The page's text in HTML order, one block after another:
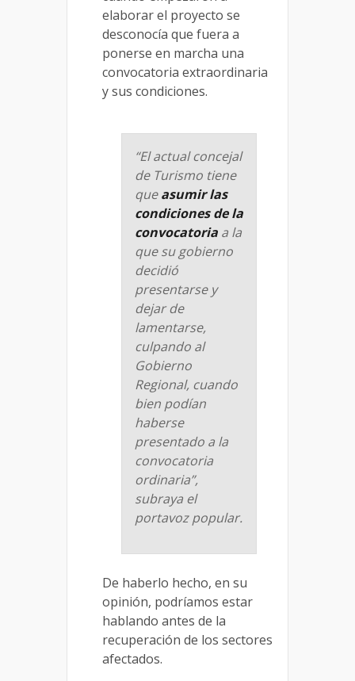
elaborar el proyecto se
desconocía que fuera a
ponerse en marcha una
convocatoria extraordinaria
y sus condiciones.
“El actual concejal
de Turismo tiene
queasumir las
condiciones de la
convocatoria a la
que su gobierno
decidió
presentarse y
dejar de
lamentarse,
culpando al
Gobierno
Regional, cuando
bien podían
haberse
presentado a la
convocatoria
ordinaria”,
subraya el
portavoz popular.
De haberlo hecho, en su
opinión, podríamos estar
hablando antes de la
recuperación de los sectores
afectados.